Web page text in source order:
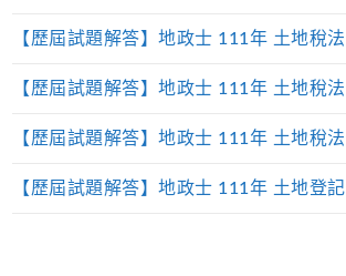
【歷屆試題解答】地政士 111年 土地稅
【歷屆試題解答】地政士 111年 土地稅
【歷屆試題解答】地政士 111年 土地稅
【歷屆試題解答】地政士 111年 土地登